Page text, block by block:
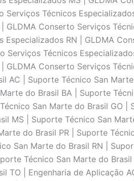
Técnicos
GLDMA Conserto Serviços
RN | GLDMA
Técnicos
Conserto Serviços
AC | Suporte Técnico San
do Brasil BA | Suporte
San Marte do Brasil GO
MS | Suporte Técnico San
do Brasil PR | Suporte
San Marte do Brasil RN |
Técnico San Marte do
| Engenharia de Aplicaçāo